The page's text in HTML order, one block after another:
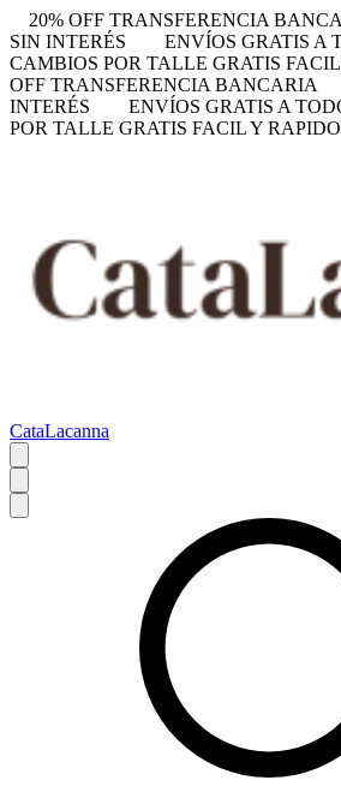
20% OFF TRANSFERENCIA
SIN INTERÉS
ENVÍOS GRATIS A
CAMBIOS POR TALLE GRATIS
OFF TRANSFERENCIA BANCARIA
INTERÉS
ENVÍOS GRATIS A
POR TALLE GRATIS FACIL Y
CataLacanna